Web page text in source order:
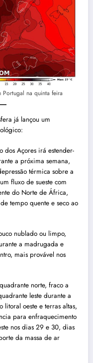
na quinta feira
já lançou um
dos Açores irá estender-
a próxima semana,
térmica sobre a
fluxo de sueste com
do Norte de África,
tempo quente e seco ao
nublado ou limpo,
a madrugada e
mais provável nos
norte, fraco a
leste durante a
oeste e terras altas,
para enfraquecimento
nos dias 29 e 30, dias
da massa de ar